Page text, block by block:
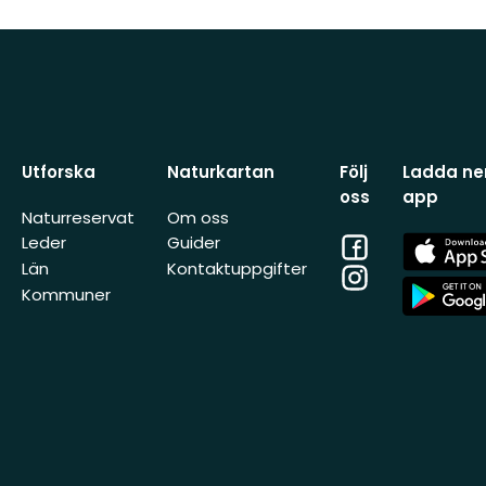
Utforska
Naturreservat
Leder
Län
Kommuner
Naturkartan
Om oss
Guider
Kontaktuppgifter
Följ
oss
Facebook
Instagram
Ladda
app
App
Store
App
Store